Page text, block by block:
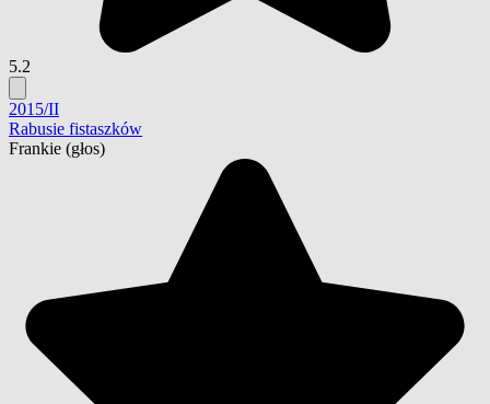
5.2
2015/II
Rabusie fistaszków
Frankie (głos)